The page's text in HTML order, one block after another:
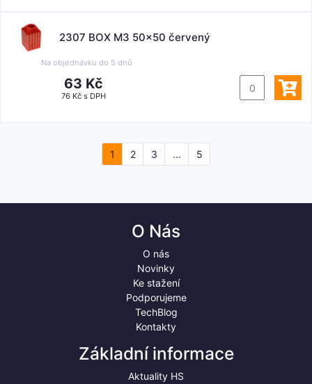
2307 BOX M3 50x50 červený
Na objednávku do 5 dnů
63 Kč
76 Kč s DPH
1 2 3 ... 5
O Nás
O nás
Novinky
Ke stažení
Podporujeme
TechBlog
Kontakty
Základní informace
Aktuality HS